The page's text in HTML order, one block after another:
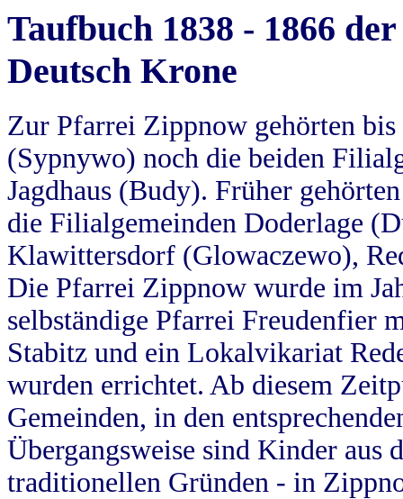
Taufbuch 1838 - 1866
Deutsch Krone
Zur Pfarrei Zippnow gehörten
(Sypnywo) noch die beiden
Jagdhaus (Budy). Früher
die Filialgemeinden Doderlage
Klawittersdorf (Glowaczewo),
Die Pfarrei Zippnow wurde im
selbständige Pfarrei Freudenfier
Stabitz und ein Lokalvikariat
wurden errichtet. Ab diesem
Gemeinden, in den
Übergangsweise sind Kinder aus
traditionellen Gründen - in